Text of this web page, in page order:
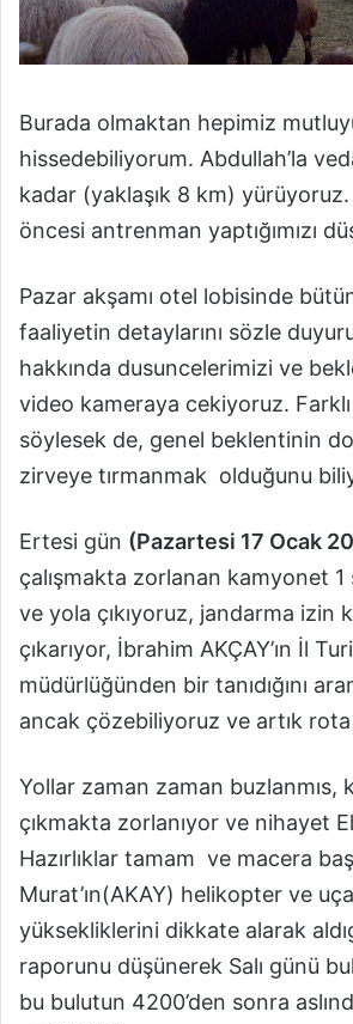
Burada olmaktan hepimiz
hissedebiliyorum. Abdullah’la
kadar (yaklaşık 8 km) yürüyoruz.
öncesi antrenman yaptığımızı
Pazar akşamı otel lobisinde
faaliyetin detaylarını sözle
hakkında dusuncelerimizi ve
video kameraya cekiyoruz.
söylesek de, genel beklentinin
zirveye tırmanmak olduğunu
Ertesi gün (Pazartesi 17 Ocak
çalışmakta zorlanan kamyonet
ve yola çıkıyoruz, jandarma izin
çıkarıyor, İbrahim AKÇAY’ın İl
müdürlüğünden bir tanıdığını
ancak çözebiliyoruz ve artık rota
Yollar zaman zaman buzlanmıs,
çıkmakta zorlanıyor ve nihayet
Hazırlıklar tamam ve macera
Murat’ın(AKAY) helikopter ve
yüksekliklerini dikkate alarak
raporunu düşünerek Salı günü
bu bulutun 4200’den sonra